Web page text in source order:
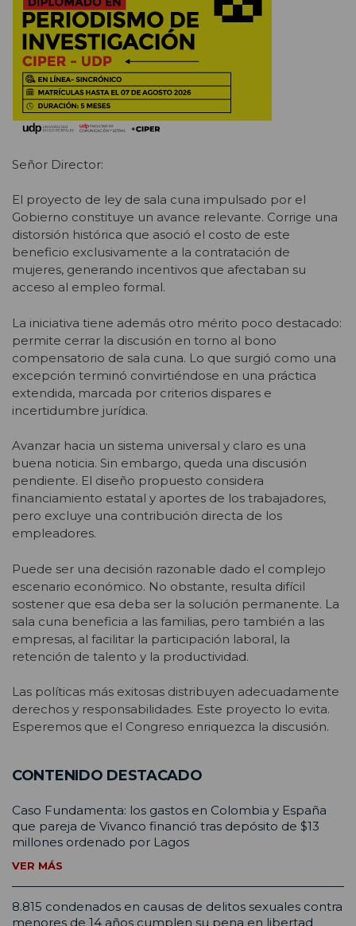
Señor Director:
El proyecto de ley de sala cuna impulsado por el
Gobierno constituye un avance relevante. Corrige una
distorsión histórica que asoció el costo de este
beneficio exclusivamente a la contratación de
mujeres, generando incentivos que afectaban su
acceso al empleo formal.
La iniciativa tiene además otro mérito poco destacado:
permite cerrar la discusión en torno al bono
compensatorio de sala cuna. Lo que surgió como una
excepción terminó convirtiéndose en una práctica
extendida, marcada por criterios dispares e
incertidumbre jurídica.
Avanzar hacia un sistema universal y claro es una
buena noticia. Sin embargo, queda una discusión
pendiente. El diseño propuesto considera
financiamiento estatal y aportes de los trabajadores,
pero excluye una contribución directa de los
empleadores.
Puede ser una decisión razonable dado el complejo
escenario económico. No obstante, resulta difícil
sostener que esa deba ser la solución permanente. La
sala cuna beneficia a las familias, pero también a las
empresas, al facilitar la participación laboral, la
retención de talento y la productividad.
Las políticas más exitosas distribuyen adecuadamente
derechos y responsabilidades. Este proyecto lo evita.
Esperemos que el Congreso enriquezca la discusión.
CONTENIDO DESTACADO
Caso Fundamenta: los gastos en Colombia y España
que pareja de Vivanco financió tras depósito de $13
millones ordenado por Lagos
VER MÁS
8.815 condenados en causas de delitos sexuales contra
menores de 14 años cumplen su pena en libertad